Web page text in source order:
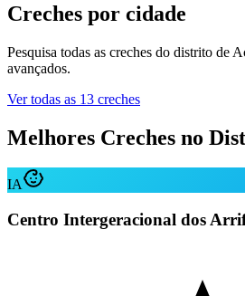
Creches por cidade
Pesquisa todas as creches do distrito de
avançados.
Ver todas as 13 creches
Melhores Creches no
IA
Centro Intergeracional dos